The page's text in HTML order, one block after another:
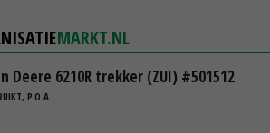
MARKT.NL
Deere 6210R trekker (ZUI) #501512
P.O.A.